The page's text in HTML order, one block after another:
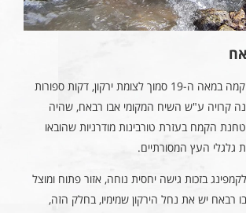
טחנת אבו רבאח הוקמה במאה ה-19 סמוך לצומת ירקון, דקות ספורות
קרויה ע"ש השיח המקומי אבו רבאח, שהיה
הקמח בעזרת טורבינות מודרניות שהובאו
גלגלי העץ המסורתיים.
בזכות גישה יחסית נוחה, אזור פתוח ומוצל
רבאח יש את נחל הירקון שמימיו, בחלק הזה,